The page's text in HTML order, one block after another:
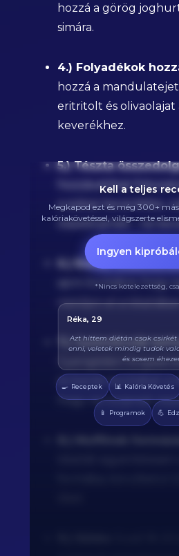
hozzá a görög
simára.
4.) Folyadékok
hozzá a
eritritolt és olivaolajat
keverékhez.
5.) Tészta
hozzávalókat
a száraz keverékbe,
összeérjenek - ne
6.) Banán
apró kockákra, hogy
oszoljon el a
7.) Gyümölcsök
Gyengéden forgasd
és banán kockákat a
hogy ne törjenek
Kell a teljes
Megkapod ezt és még 300+
kalóriakövetéssel, világszerte
Ingyen
*Nincs kötelezettség,
Balázs, 38
Végre tudom pontosan
naponta. A kaloriaszámláló
össze-vissza
🍳 Receptek 📊 Kalória Követés
📱 Programok 💪